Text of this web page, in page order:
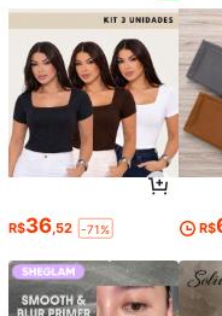
R$36 ,52 -71% R$